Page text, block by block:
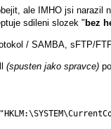
ale IMHO jsi narazil
sdileni slozek "bez
/ SAMBA, sFTP/
(spusten jako spravce)